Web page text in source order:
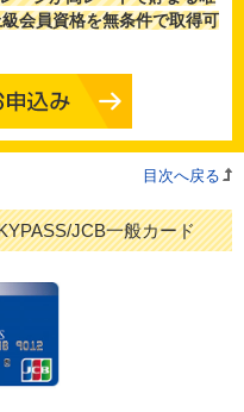
会員資格を無条件で取得可
目次へ戻る
JCB一般カード